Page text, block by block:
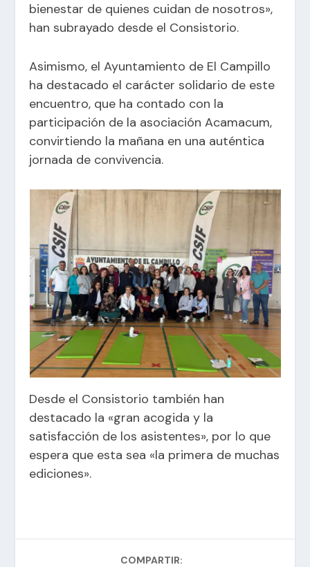
bienestar de quienes cuidan de nosotros»,
han subrayado desde el Consistorio.
Asimismo, el Ayuntamiento de El Campillo
ha destacado el carácter solidario de este
encuentro, que ha contado con la
participación de la asociación Acamacum,
convirtiendo la mañana en una auténtica
jornada de convivencia.
Desde el Consistorio también han
destacado la «gran acogida y la
satisfacción de los asistentes», por lo que
espera que esta sea «la primera de muchas
ediciones».
COMPARTIR: